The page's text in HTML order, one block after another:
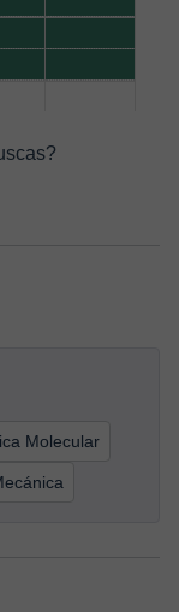
Molecular